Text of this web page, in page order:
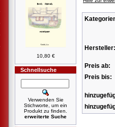
10,80 €
Schnellsuche
Verwenden Sie
Stichworte, um ein
Produkt zu finden.
erweiterte Suche
Hersteller:
Preis ab:
Preis bis: